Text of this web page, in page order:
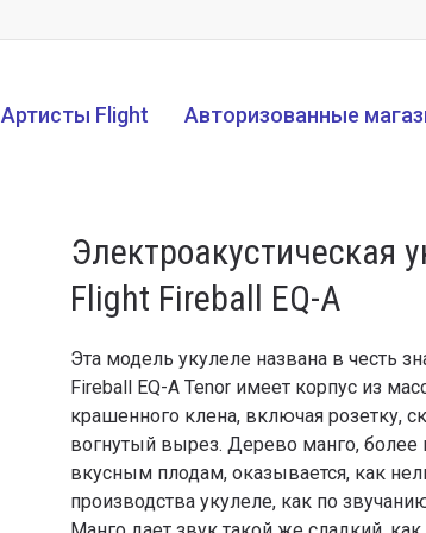
Артисты Flight Авторизованные
Электроакустическая
Flight Fireball EQ-A
Эта модель укулеле названа в честь
Fireball EQ-A Tenor имеет корпус из
крашенного клена, включая розетку,
вогнутый вырез. Дерево манго, более
вкусным плодам, оказывается, как
производства укулеле, как по